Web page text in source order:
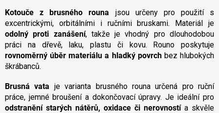
v
k
y
v
ý
s
u
Kotouče z brusného rouna jsou určeny pro použití s
excentrickými, orbitálními i ručními bruskami. Materiál je
odolný proti zanášení, takže je vhodný pro dlouhodobou
práci na dřevě, laku, plastu či kovu. Rouno poskytuje
rovnoměrný úběr materiálu a hladký povrchbez hlubokých
škrábanců.
Brusná vata je varianta brusného rouna určená pro ruční
práce, jemné broušení a dokončovací úpravy. Je ideální pro
odstranění starých nátěrů, oxidace či nerovnostía skvěle